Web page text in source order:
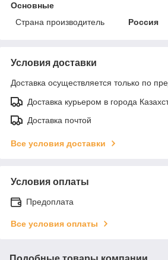
Основные
Страна производитель
Россия
Условия доставки
Доставка осуществляется только по
Доставка курьером в города
Доставка почтой
Все условия доставки
Условия оплаты
Предоплата
Все условия оплаты